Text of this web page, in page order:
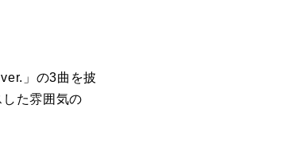
」の3曲を披
た雰囲気の